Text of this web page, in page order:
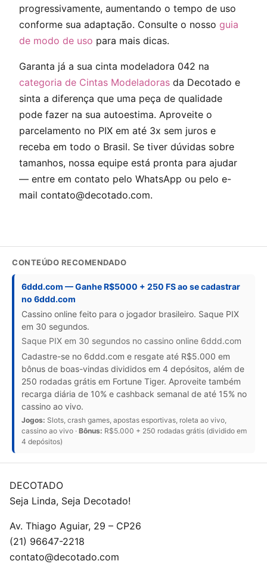
progressivamente, aumentando o tempo de uso
conforme sua adaptação. Consulte o nosso guia
de modo de uso para mais dicas.
Garanta já a sua cinta modeladora 042 na
categoria de Cintas Modeladoras da Decotado e
sinta a diferença que uma peça de qualidade
pode fazer na sua autoestima. Aproveite o
parcelamento no PIX em até 3x sem juros e
receba em todo o Brasil. Se tiver dúvidas sobre
tamanhos, nossa equipe está pronta para ajudar
— entre em contato pelo WhatsApp ou pelo e-
mail contato@decotado.com.
CONTEÚDO RECOMENDADO
6ddd.com — Ganhe R$5000 + 250 FS ao se cadastrar
no 6ddd.com
Cassino online feito para o jogador brasileiro. Saque PIX
em 30 segundos.
Saque PIX em 30 segundos no cassino online 6ddd.com
Cadastre-se no 6ddd.com e resgate até R$5.000 em
bônus de boas-vindas divididos em 4 depósitos, além de
250 rodadas grátis em Fortune Tiger. Aproveite também
recarga diária de 10% e cashback semanal de até 15% no
cassino ao vivo.
Jogos: Slots, crash games, apostas esportivas, roleta ao vivo,
cassino ao vivo · Bônus: R$5.000 + 250 rodadas grátis (dividido em
4 depósitos)
DECOTADO
Seja Linda, Seja Decotado!
Av. Thiago Aguiar, 29 – CP26
(21) 96647-2218
contato@decotado.com